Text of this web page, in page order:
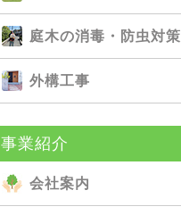
庭⽊の消毒・防⾍対策
外構⼯事
事業紹介
会社案内